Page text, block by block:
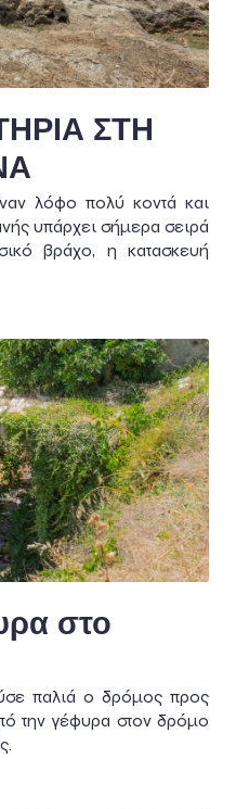
ΣΤΗ
λόφο πολύ κοντά και
υπάρχει σήμερα σειρά
βράχο, η κατασκευή
στο
παλιά ο δρόμος προς
την γέφυρα στον δρόμο